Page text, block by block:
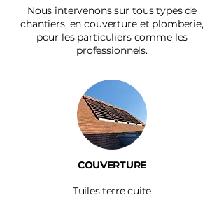
Nous intervenons sur tous types de
chantiers, en couverture et plomberie,
pour les particuliers comme les
professionnels.
COUVERTURE
Tuiles terre cuite